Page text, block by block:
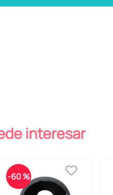
interesar
-60 %